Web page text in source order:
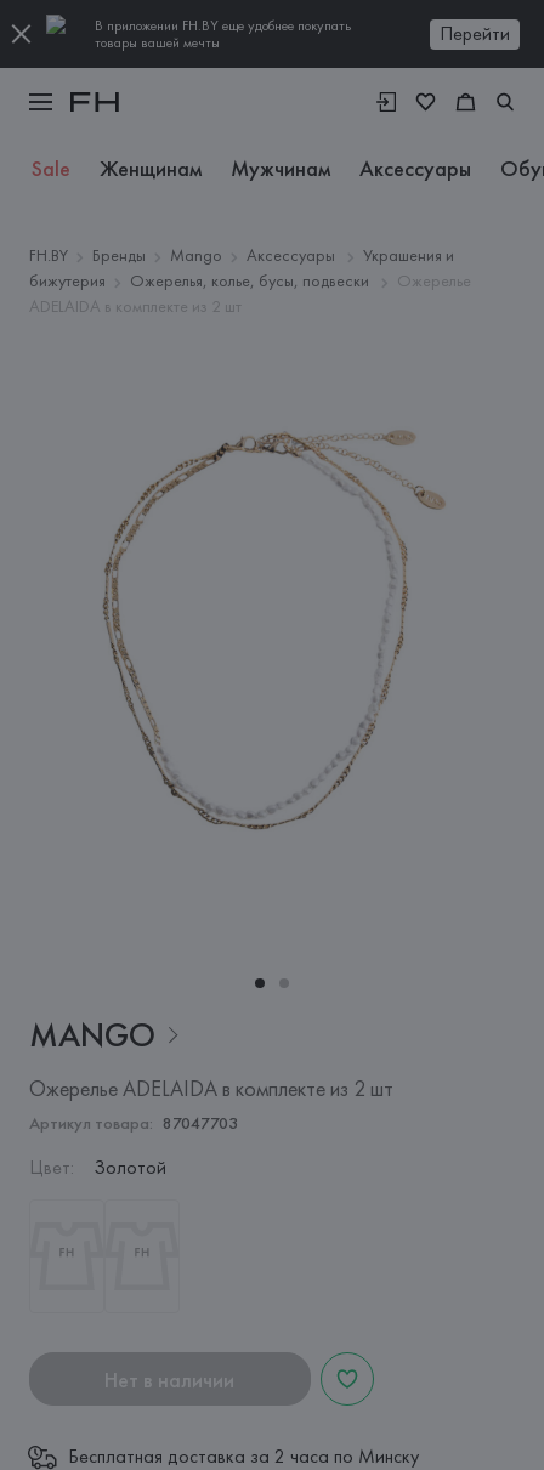
В приложении FH.BY еще удобнее покупать
товары вашей мечты
Перейти
Sale Женщинам Мужчинам Аксессуары
FH.BY Бренды Mango Аксессуары
Украшения и
бижутерия
Ожерелья, колье, бусы, подвески
Ожерелье
ADELAIDA в комплекте из 2 шт
MANGO
Ожерелье ADELAIDA в комплекте из 2 шт
Артикул товара: 87047703
Цвет: Золотой
Нет в наличии
Бесплатная доставка за 2 часа по Минску